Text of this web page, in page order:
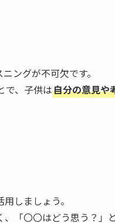
ングが不可欠です。
で、子供は自分の意見や
しましょう。
「〇〇はどう思う？」